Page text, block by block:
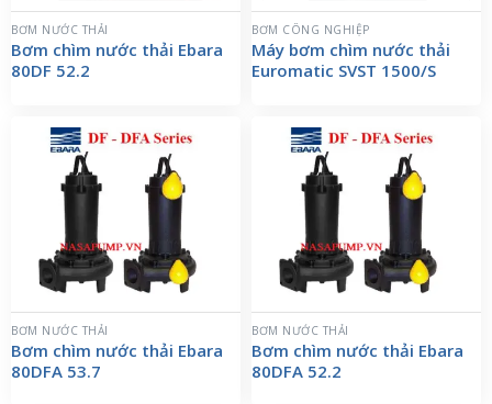
BƠM NƯỚC THẢI
Bơm chìm nước thải Ebara
80DF 52.2
BƠM CÔNG NGHIỆP
Máy bơm chìm nước thải
Euromatic SVST 1500/S
BƠM NƯỚC THẢI
Bơm chìm nước thải Ebara
80DFA 53.7
BƠM NƯỚC THẢI
Bơm chìm nước thải Ebara
80DFA 52.2